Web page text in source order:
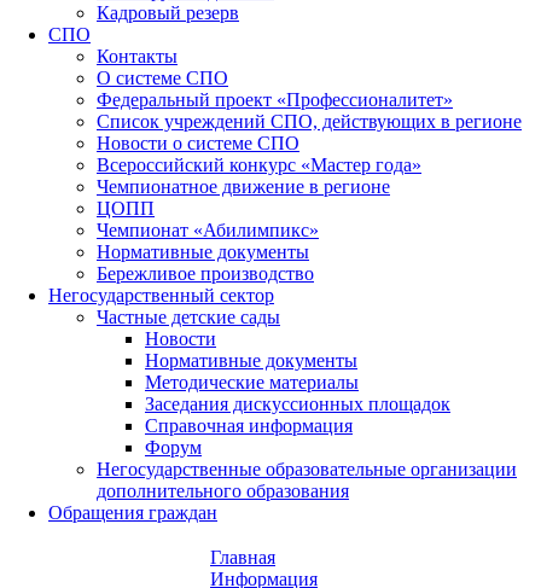
Кадровый резерв
СПО
Контакты
О системе СПО
Федеральный проект «Профессионалитет»
Список учреждений СПО, действующих в регионе
Новости о системе СПО
Всероссийский конкурс «Мастер года»
Чемпионатное движение в регионе
ЦОПП
Чемпионат «Абилимпикс»
Нормативные документы
Бережливое производство
Негосударственный сектор
Частные детские сады
Новости
Нормативные документы
Методические материалы
Заседания дискуссионных площадок
Справочная информация
Форум
Негосударственные образовательные организации
дополнительного образования
Обращения граждан
Главная
Информация